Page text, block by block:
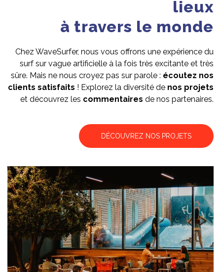
lieux
à travers le monde
Chez WaveSurfer, nous vous offrons une expérience du
surf sur vague artificielle à la fois très excitante et très
sûre. Mais ne nous croyez pas sur parole : écoutez nos
clients satisfaits ! Explorez la diversité de nos projets
et découvrez les commentaires de nos partenaires.
DÉCOUVREZ NOS PROJETS